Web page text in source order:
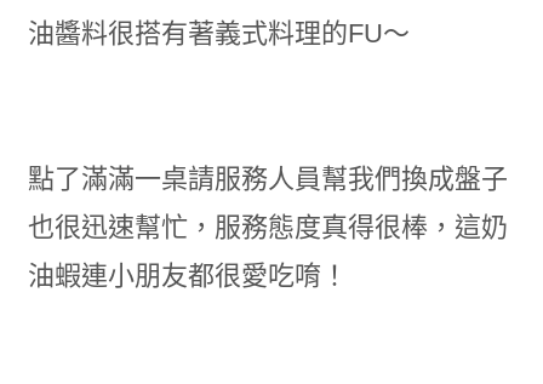
油醬料很搭有著義式料理的FU～
點了滿滿一桌請服務人員幫我們換成盤子
也很迅速幫忙，服務態度真得很棒，這奶
油蝦連小朋友都很愛吃唷！